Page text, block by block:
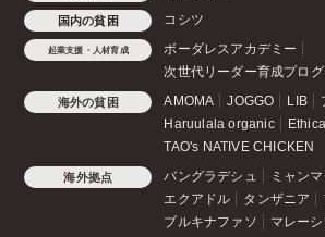
国内の貧困 コシツ
起業支援・人材育成
ボーダレスアカデミー
次世代リーダー育成プログ
海外の貧困 AMOMA JOGGO LIB
Haruulala organic
TAO's NATIVE CHICKEN
海外拠点 バングラデシュ ミャン
エクアドル
タンザニア
ブルキナファソ
マレー